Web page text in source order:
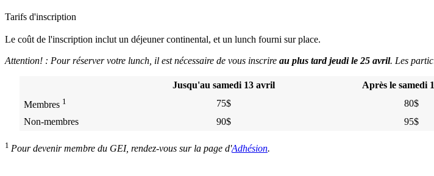
Tarifs d'inscription
Le coût de l'inscription inclut un déjeuner continental, et un lunch fourni sur place.
Attention! : Pour réserver votre lunch, il est nécessaire de vous inscrire au plus tard jeudi le 25 avril. Les
Jusqu'au samedi 13 avril
Après le samedi
Membres 1 75$
80$
Non-membres
90$ 95$
1 Pour devenir membre du GEI, rendez-vous sur la page d'Adhésion.